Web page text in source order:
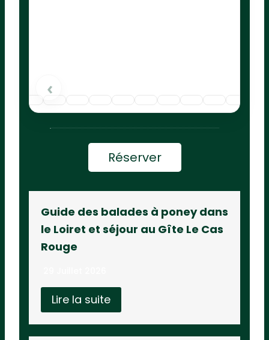
‹
Réserver
Guide des balades à poney dans
le Loiret et séjour au Gîte Le Cas
Rouge
Lire la suite